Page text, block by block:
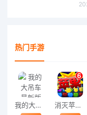
热门手游
我的大吊车最新版 消灭苹果6欢乐版